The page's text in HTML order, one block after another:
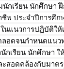
กเรียน นักศึกษา
พ ประจำปีการศึก
ในแนวการปฏิบัติใ
อดจนกำหนดแนว
กเรียน นักศึกษา ใ
สอดคล้องกับมาต